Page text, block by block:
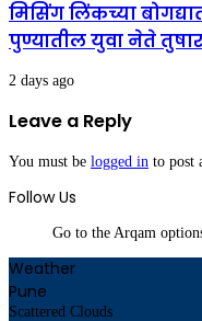
मिसिंग लिंकच्या
पुण्यातील युवा नेते
2 days ago
Leave a Reply
You must be logged in to post
Follow Us
Go to the Arqam
Weather
Pune
Scattered Clouds